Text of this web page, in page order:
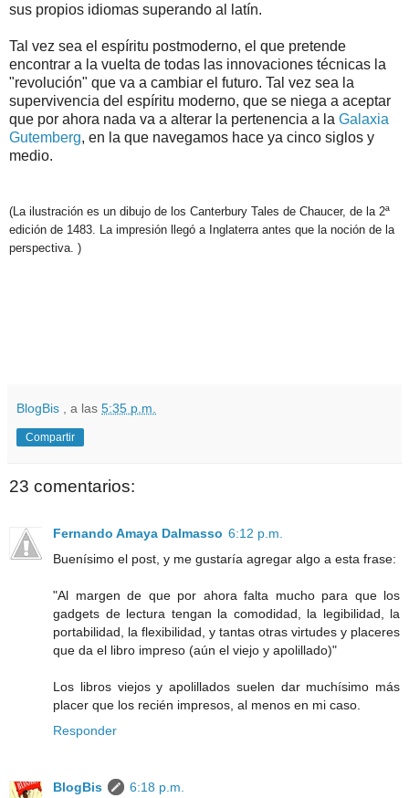
sus propios idiomas superando al latín.
Tal vez sea el espíritu postmoderno, el que pretende
encontrar a la vuelta de todas las innovaciones técnicas la
"revolución" que va a cambiar el futuro. Tal vez sea la
supervivencia del espíritu moderno, que se niega a aceptar
que por ahora nada va a alterar la pertenencia a la Galaxia
Gutemberg, en la que navegamos hace ya cinco siglos y
medio.
(La ilustración es un dibujo de los Canterbury Tales de Chaucer, de la 2ª
edición de 1483. La impresión llegó a Inglaterra antes que la noción de la
perspectiva. )
BlogBis , a las 5:35 p.m.
Compartir
23 comentarios:
Fernando Amaya Dalmasso 6:12 p.m.
Buenísimo el post, y me gustaría agregar algo a esta frase:
"Al margen de que por ahora falta mucho para que los
gadgets de lectura tengan la comodidad, la legibilidad, la
portabilidad, la flexibilidad, y tantas otras virtudes y placeres
que da el libro impreso (aún el viejo y apolillado)"
Los libros viejos y apolillados suelen dar muchísimo más
placer que los recién impresos, al menos en mi caso.
Responder
BlogBis
6:18 p.m.